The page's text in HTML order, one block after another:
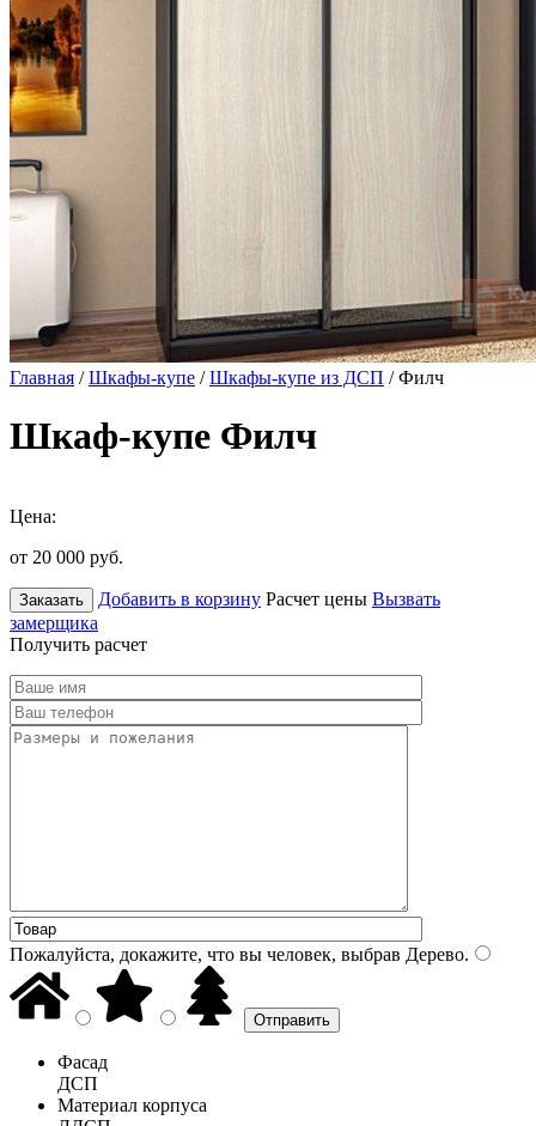
Главная /Шкафы-купе /Шкафы-купе из ДСП / Филч
Шкаф-купе Филч
Цена:
от 20 000 руб.
Заказать Добавить в корзину Расчет цены Вызвать
замерщика
Получить расчет
Пожалуйста, докажите, что вы человек, выбрав Дерево.
Фасад
ДСП
Материал корпуса